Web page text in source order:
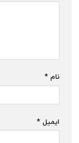
نام *
ایمیل *